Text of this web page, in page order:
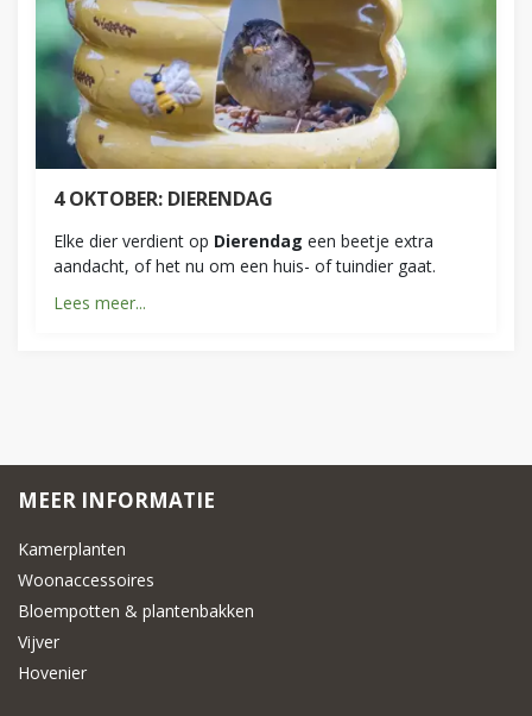
4 OKTOBER: DIERENDAG
Elke dier verdient op Dierendag een beetje extra
aandacht, of het nu om een huis- of tuindier gaat.
Lees meer...
MEER INFORMATIE
Kamerplanten
Woonaccessoires
Bloempotten & plantenbakken
Vijver
Hovenier